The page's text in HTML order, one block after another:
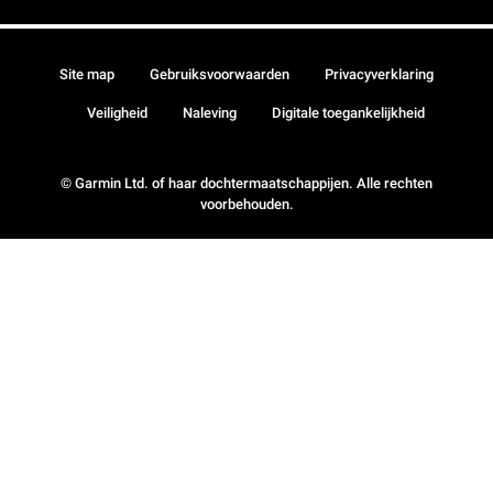
© Garmin Ltd. of haar dochtermaatschappijen. Alle rechten
voorbehouden.
Site map Gebruiksvoorwaarden Privacyverklaring
Veiligheid Naleving Digitale toegankelijkheid